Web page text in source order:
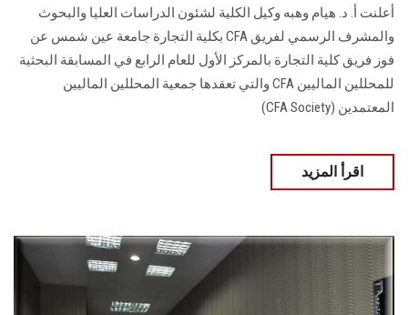
أعلنت أ. د. هيام وهبه وكيل الكلية لشئون الدراسات العليا والبحوث
والمشرف الرسمي لفريق CFA بكلية التجارة جامعة عين شمس عن
فوز فريق كلية التجارة بالمركز الأول للعام الرابع في المسابقة البحثية
للمحللين الماليين CFA والتي تعقدها جمعية المحللين الماليين
المعتمدين (CFA Society)
اقرأ المزيد